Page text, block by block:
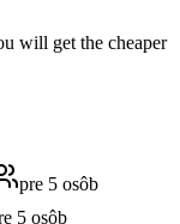
will get the cheaper
pre 5 osôb
5 osôb